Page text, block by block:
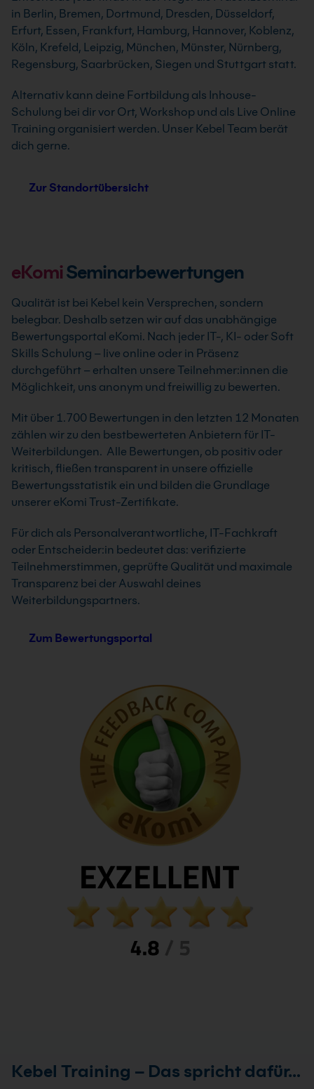
in Berlin, Bremen, Dortmund, Dresden, Düsseldorf,
Erfurt, Essen, Frankfurt, Hamburg, Hannover, Koblenz,
Köln, Krefeld, Leipzig, München, Münster, Nürnberg,
Regensburg, Saarbrücken, Siegen und Stuttgart statt.
Alternativ kann deine Fortbildung als Inhouse-
Schulung bei dir vor Ort, Workshop und als Live Online
Training organisiert werden. Unser Kebel Team berät
dich gerne.
Zur Standortübersicht
eKomiSeminarbewertungen
Qualität ist bei Kebel kein Versprechen, sondern
belegbar. Deshalb setzen wir auf das unabhängige
Bewertungsportal eKomi. Nach jeder IT-, KI- oder Soft
Skills Schulung – live online oder in Präsenz
durchgeführt – erhalten unsere Teilnehmer:innen die
Möglichkeit, uns anonym und freiwillig zu bewerten.
Mit über 1.700 Bewertungen in den letzten 12 Monaten
zählen wir zu den bestbewerteten Anbietern für IT-
Weiterbildungen. Alle Bewertungen, ob positiv oder
kritisch, fließen transparent in unsere offizielle
Bewertungsstatistik ein und bilden die Grundlage
unserer eKomi Trust-Zertifikate.
Für dich als Personalverantwortliche, IT-Fachkraft
oder Entscheider:in bedeutet das: verifizierte
Teilnehmerstimmen, geprüfte Qualität und maximale
Transparenz bei der Auswahl deines
Weiterbildungspartners.
Zum Bewertungsportal
Kebel Training – Das spricht dafür…